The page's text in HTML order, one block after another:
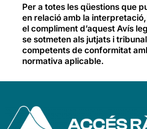
Per a totes les qüestions que
en relació amb la interpretació,
el compliment d’aquest Avís
se sotmeten als jutjats i
competents de conformitat
normativa aplicable.